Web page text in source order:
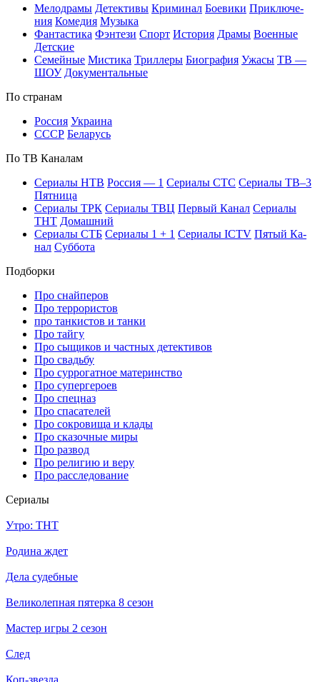
Ме­ло­дра­мы Де­тек­ти­вы Кри­ми­нал Бое­ви­ки При­клю­че­
ния Ко­ме­дия Му­зы­ка
Фан­та­сти­ка Фэн­те­зи Спорт Ис­то­рия Дра­мы Во­ен­ные
Дет­ские
Се­мей­ные Мис­ти­ка Трил­ле­ры Био­гра­фия Ужа­сы ТВ —
ШОУ До­ку­мен­таль­ные
По стра­нам
Рос­сия Ук­раи­на
СССР Бе­ла­русь
По ТВ Ка­на­лам
Се­риа­лы НТВ Рос­сия — 1 Се­риа­лы СТС Се­риа­лы ТВ–3
Пят­ни­ца
Се­риа­лы ТРК Се­риа­лы ТВЦ Пер­вый Ка­нал Се­риа­лы
ТНТ До­маш­ний
Се­риа­лы СТБ Се­риа­лы 1 + 1 Се­риа­лы ICTV Пя­тый Ка­
нал Суб­бо­та
Подборки
Про снайперов
Про террористов
про танкистов и танки
Про тайгу
Про сыщиков и частных детективов
Про свадьбу
Про суррогатное материнство
Про супергероев
Про спецназ
Про спасателей
Про сокровища и клады
Про сказочные миры
Про развод
Про религию и веру
Про расследование
Се­риа­лы
Утро: ТНТ
Родина ждет
Дела судебные
Великолепная пятерка 8 сезон
Мастер игры 2 сезон
След
Коп-звезда